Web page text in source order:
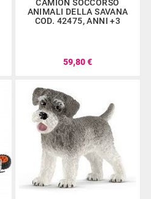
CAMION SOCCORSO
ANIMALI DELLA SAVANA
COD. 42475, ANNI +3
59,80 €